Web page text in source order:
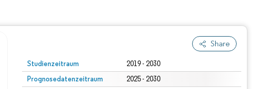
Share
Studienzeitraum 2019 - 2030
Prognosedatenzeitraum 2025 - 2030